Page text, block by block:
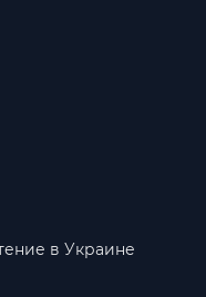
в Украине